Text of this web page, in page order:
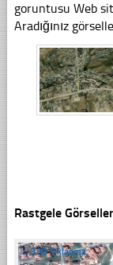
goruntusu Web
Aradığınız
Rastgele Görseller
☐386 Tıklanma